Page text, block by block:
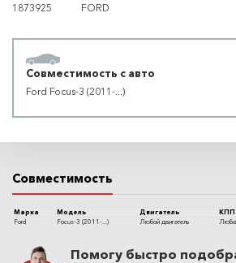
1873925
FORD
Совместимость с авто
Ford Focus-3 (2011-...)
Совместимость
Марка Модель Двигатель КПП
Ford
Focus-3 (2011-...) Любой двигатель
Помогу быстро